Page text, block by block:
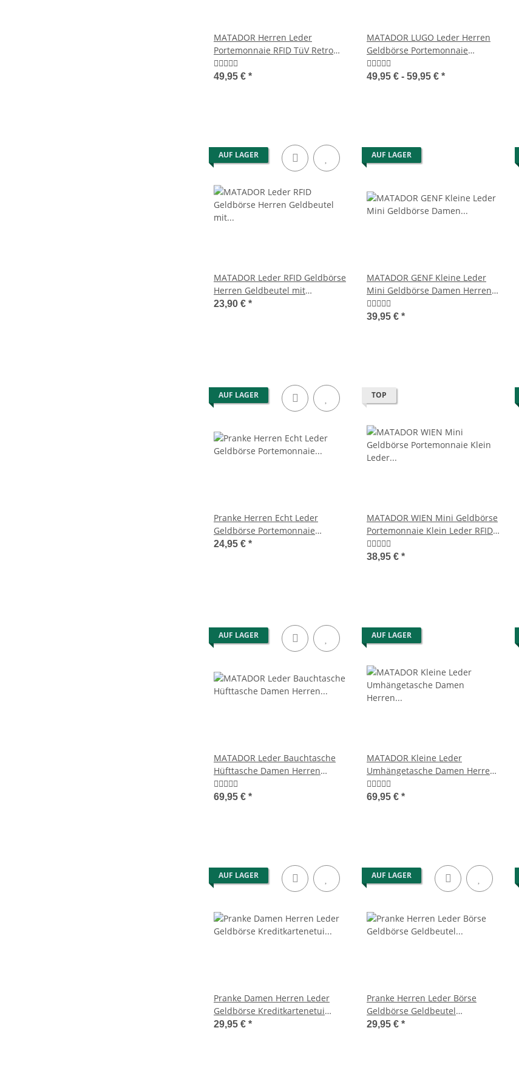
MATADOR Herren Leder
Portemonnaie RFID TüV Retro
Klassisch
49,95 € *
MATADOR LUGO Leder Herren
Geldbörse Portemonnaie
Brieftasche
49,95 € - 59,95 € *
AUF LAGER
MATADOR Leder RFID Geldbörse
Herren Geldbeutel mit
Geldklammer Braun
23,90 € *
AUF LAGER
MATADOR GENF Kleine Leder
Mini Geldbörse Damen Herren
TüV RFID
39,95 € *
AUF LAGER
Pranke Herren Echt Leder
Geldbörse Portemonnaie
Geldbeutel Brieftasche Braun
24,95 € *
TOP
MATADOR WIEN Mini Geldbörse
Portemonnaie Klein Leder RFID
TüV
38,95 € *
AUF LAGER
MATADOR Leder Bauchtasche
Hüfttasche Damen Herren
Gürteltasche Braun
69,95 € *
AUF LAGER
MATADOR Kleine Leder
Umhängetasche Damen Herren
Retro Klassisch
69,95 € *
AUF LAGER
Pranke Damen Herren Leder
Geldbörse Kreditkartenetui
Karten-Visitenkarten-Etui
29,95 € *
AUF LAGER
Pranke Herren Leder Börse
Geldbörse Geldbeutel
Brieftasche Portemonnaie Braun
29,95 € *